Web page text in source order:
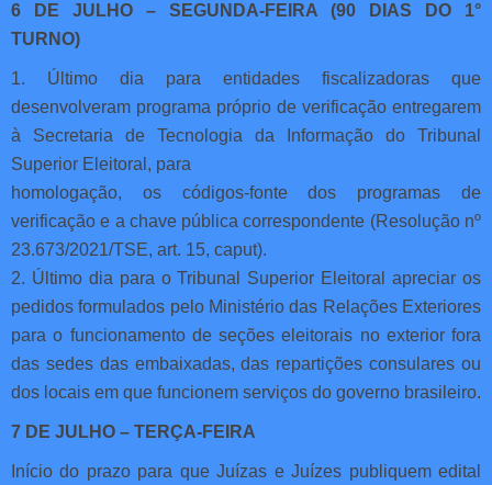
6 DE JULHO – SEGUNDA-FEIRA (90 DIAS DO 1°
TURNO)
1. Último dia para entidades fiscalizadoras que
desenvolveram programa próprio de verificação entregarem
à Secretaria de Tecnologia da Informação do Tribunal
Superior Eleitoral, para
homologação, os códigos-fonte dos programas de
verificação e a chave pública correspondente (Resolução nº
23.673/2021/TSE, art. 15, caput).
2. Último dia para o Tribunal Superior Eleitoral apreciar os
pedidos formulados pelo Ministério das Relações Exteriores
para o funcionamento de seções eleitorais no exterior fora
das sedes das embaixadas, das repartições consulares ou
dos locais em que funcionem serviços do governo brasileiro.
7 DE JULHO – TERÇA-FEIRA
Início do prazo para que Juízas e Juízes publiquem edital